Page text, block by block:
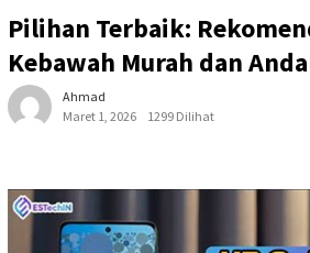
Pilihan Terbaik:
Kebawah Murah dan
Ahmad
Maret 1, 2026
1299 Dilihat